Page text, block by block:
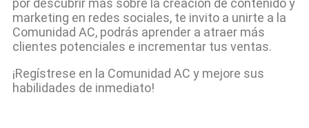
por descubrir más sobre la creación de contenido y
marketing en redes sociales, te invito a unirte a la
Comunidad AC, podrás aprender a atraer más
clientes potenciales e incrementar tus ventas.
¡Regístrese en la Comunidad AC y mejore sus
habilidades de inmediato!